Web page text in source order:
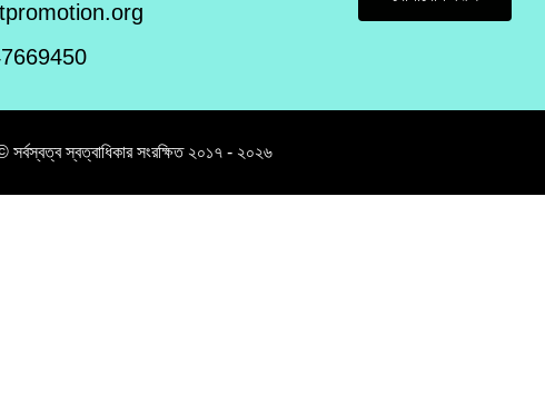
সর্বস্বত্ব স্বত্বাধিকার সংরক্ষিত ২০১৭ - ২০২৬